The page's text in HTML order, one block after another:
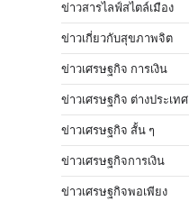
ข่าวสารไลฟ์สไตล์เมือง
ข่าวเกี่ยวกับสุขภาพจิต
ข่าวเศรษฐกิจ การเงิน
ข่าวเศรษฐกิจ ต่างประเทศ
ข่าวเศรษฐกิจ สั้น ๆ
ข่าวเศรษฐกิจการเงิน
ข่าวเศรษฐกิจพอเพียง